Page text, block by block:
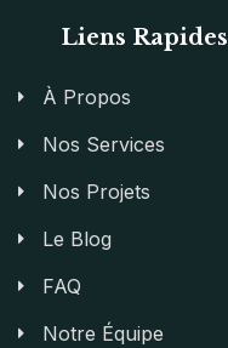
Liens Rapides
À Propos
Nos Services
Nos Projets
Le Blog
FAQ
Notre Équipe